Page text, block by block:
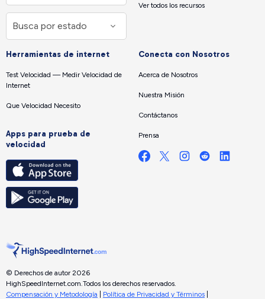
Ver todos los recursos
Herramientas de internet
Test Velocidad — Medir Velocidad de
Internet
Que Velocidad Necesito
Apps para prueba de
velocidad
Conecta con Nosotros
Acerca de Nosotros
Nuestra Misión
Contáctanos
Prensa
© Derechos de autor 2026
HighSpeedInternet.com.Todos los derechos reservados.
Compensación y Metodología
Política de Privacidad y Términos